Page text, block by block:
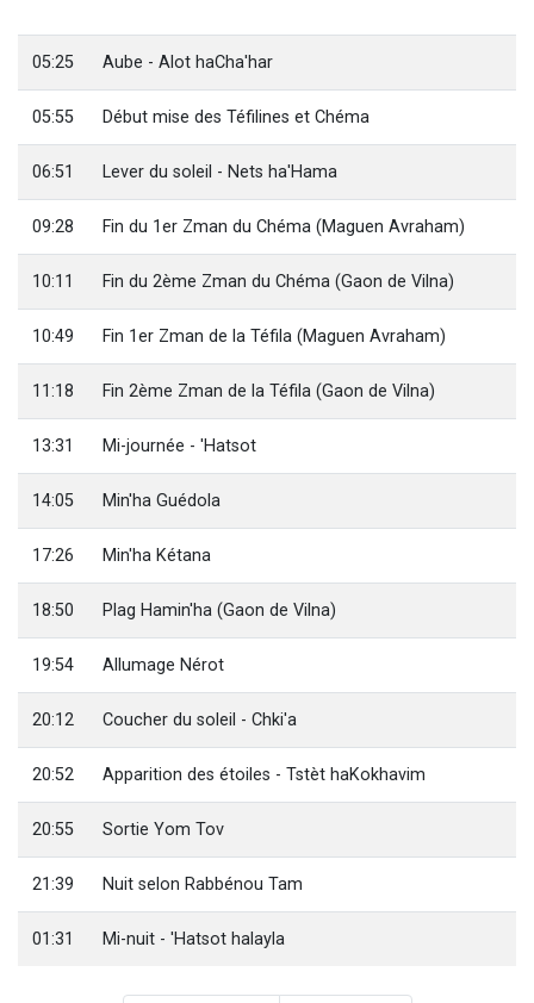
2 personnes viennent de nous rejoindre sur WhatsApp
Malgorzata vient de donner son Maasser
05:25 Aube - Alot haCha'har
05:55 Début mise des Téfilines et Chéma
06:51 Lever du soleil - Nets ha'Hama
09:28 Fin du 1er Zman du Chéma (Maguen Avraham)
10:11 Fin du 2ème Zman du Chéma (Gaon de Vilna)
10:49 Fin 1er Zman de la Téfila (Maguen Avraham)
11:18 Fin 2ème Zman de la Téfila (Gaon de Vilna)
13:31 Mi-journée - 'Hatsot
14:05 Min'ha Guédola
17:26 Min'ha Kétana
18:50 Plag Hamin'ha (Gaon de Vilna)
19:54 Allumage Nérot
20:12 Coucher du soleil - Chki'a
20:52 Apparition des étoiles - Tstèt haKokhavim
20:55 Sortie Yom Tov
21:39 Nuit selon Rabbénou Tam
01:31 Mi-nuit - 'Hatsot halayla